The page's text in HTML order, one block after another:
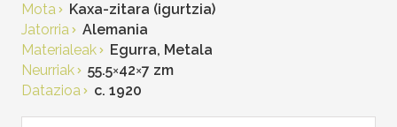
Mota
Kaxa-zitara (igurtzia)
Jatorria
Alemania
Materialeak
Egurra, Metala
Neurriak
55.5×42×7 zm
Datazioa
c. 1920